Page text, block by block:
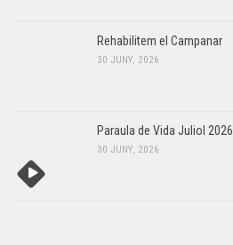
Rehabilitem el Campanar
30 JUNY, 2026
Paraula de Vida Juliol 2026
30 JUNY, 2026